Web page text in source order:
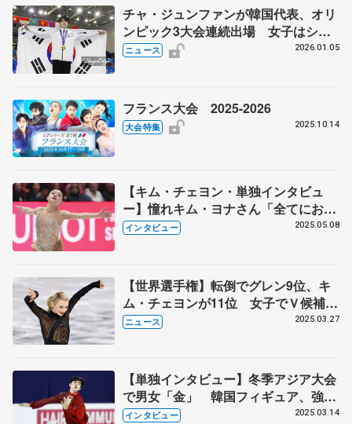
チャ・ジュンファンが韓国代表、オリ
ンピック3大会連続出場 女子はシ
ン・ジア、イ・ヘイン
ニュース 2026.01.05
フランス大会 2025-2026
大会特集 2025.10.14
【キム・チェヨン・単独インタビュ
ー】憧れキム・ヨナさん「全てにおい
て完璧」 羽生結弦さん「バラード第
インタビュー 2025.05.08
【世界選手権】転倒でグレン9位、キ
ム・チェヨンが11位 女子でＶ候補の
出遅れ相次ぐ
ニュース 2025.03.27
【単独インタビュー】冬季アジア大会
で男女「金」 韓国フィギュア、強さ
の理由とは？ スケート連盟会長「日
インタビュー 2025.03.14